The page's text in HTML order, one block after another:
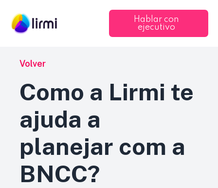
Hablar con
ejecutivo
Volver
Como a Lirmi te
ajuda a
planejar com a
BNCC?